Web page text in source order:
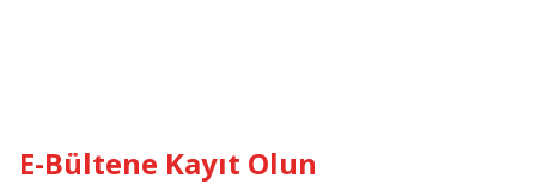
E-Bültene Kayıt Olun